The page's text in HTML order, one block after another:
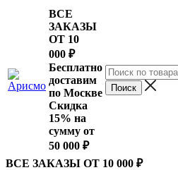
ВСЕ
ЗАКАЗЫ
ОТ 10
000 ₽
Бесплатно
доставим
по Москве
Скидка
15% на
сумму от
50 000 ₽
ВСЕ ЗАКАЗЫ ОТ 10 000 ₽